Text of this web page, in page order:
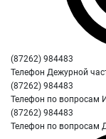
(87262) 984483
Телефон Дежурной
(87262) 984483
Телефон по вопросам
(87262) 984483
Телефон по вопросам